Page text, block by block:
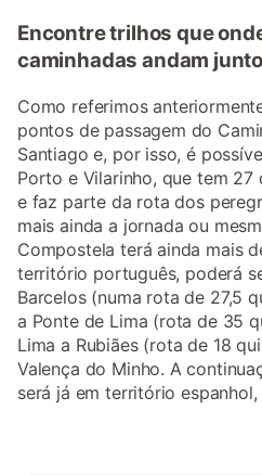
Encontre trilhos que
caminhadas andam
Como referimos
pontos de passagem do
Santiago e, por isso, é
Porto e Vilarinho, que tem
e faz parte da rota dos
mais ainda a jornada ou
Compostela terá ainda mais
território português, poderá
Barcelos (numa rota de 27,5
a Ponte de Lima (rota de 35
Lima a Rubiães (rota de 18
Valença do Minho. A
será já em território